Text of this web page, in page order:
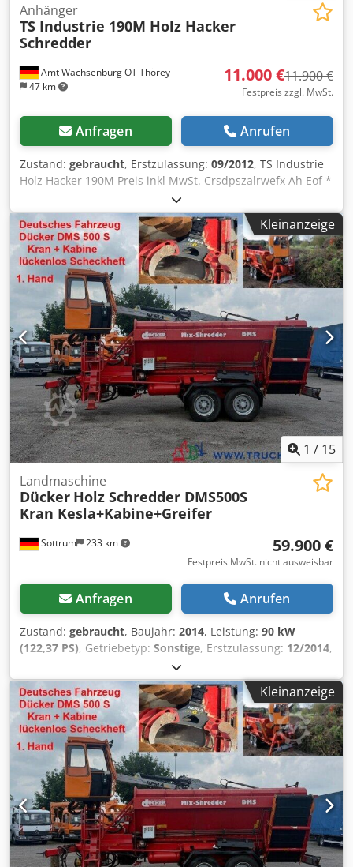
Amt Wachsenburg OT Thörey
47 km
Anhänger
TS Industrie 190M Holz Hacker
Schredder
11.000 €11.900 €
Festpreis zzgl. MwSt.
Anfragen Anrufen
Zustand: gebraucht, Erstzulassung: 09/2012, TS Industrie
Holz Hacker 190M Preis inkl MwSt. Crsdpszalrwefx Ah Eof *
1251 B/h * bis 19cm Stammdurchmesser * Aufbau und
Auswurfkamin drehbar * 50Ps Kubota Diesel Motor *
Service und Tüv bei Kauf neu Irrtümer und
Zwischenverkauf vorbehalten.
Kleinanzeige
1 / 15
Sottrum 233 km
Landmaschine
Dücker Holz Schredder DMS500S
Kran Kesla+Kabine+Greifer
59.900 €
Festpreis MwSt. nicht ausweisbar
Anfragen Anrufen
Zustand: gebraucht, Baujahr: 2014, Leistung: 90 kW
(122,37 PS), Getriebetyp: Sonstige, Erstzulassung: 12/2014,
, Leergewicht:
maximales Ladegewicht:2.790 kg, Fahrerkabine:Sonstige,
Radstand:1.250 mm , Ausstattung:Druckluftbremse,
Frontzapfwelle, Kabine, Kran, * Deutsches Fahrzeug * 1.
Hand * lückenlose Service Historie * komplette
Dokumentation für Kran und Schredder * aus
kommunalen Vorbesitz * Dücker Mix Shredder DMS 500 *
Kran Kesal 204 T * sehr seltene Ausführung mit
geschützter Artbeitskabine * arbeiten bei jedem Wetter
möglich * Kranlänge 6.15 m * 1 hydraulischer Ausschub *
Tragkraft von 450 - 1.150 Kg. * 5. + 6. Steuerkreis * 2
hydraulische Abstützungen * 2 Rückführschnecken *
Drehservo Finn Rotor * Greifer Kesla * Dücker Mix
Kleinanzeige